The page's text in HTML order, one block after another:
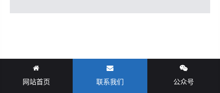
网站首页 联系我们 公众号